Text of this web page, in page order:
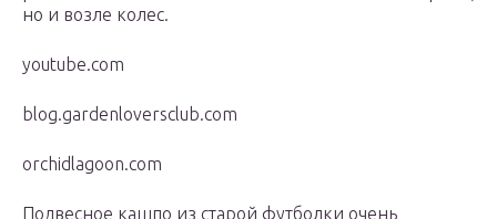
но и возле колес.
youtube.com
blog.gardenloversclub.com
orchidlagoon.com
Подвесное кашпо из старой футболки очень